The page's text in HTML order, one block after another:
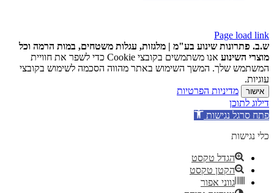
Page load link
ש.ב. פתרונות שינוע בע"מ | מלגזות, עגלות משטחים, במות הרמה וכל
מוצרי השינוע
אנו משתמשים בקובצי Cookie כדי לשפר את חוויית
המשתמש שלך. המשך השימוש באתר מהווה הסכמה לשימוש בקובצי
עוגיות.
אישור
מדיניות הפרטיות
דילוג לתוכן
פתח סרגל נגישות
כלי נגישות
הגדל טקסט
הקטן טקסט
גווני אפור